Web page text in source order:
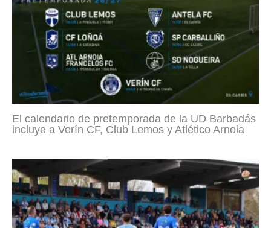
El calendario de pretemporada de la UD Barbadás
incluye a Verín CF, Club Lemos y Atlético Arnoia